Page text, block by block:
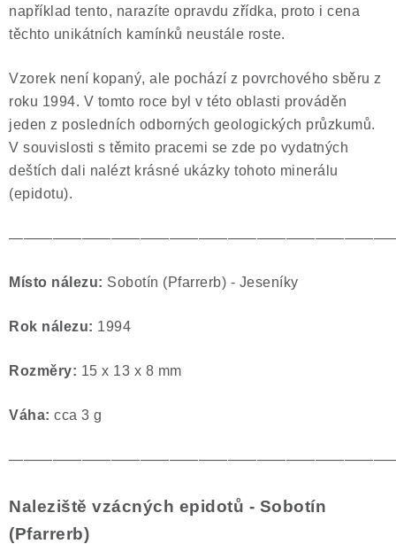
například tento, narazíte opravdu zřídka, proto i cena
těchto unikátních kamínků neustále roste.
Vzorek není kopaný, ale pochází z povrchového sběru z
roku 1994. V tomto roce byl v této oblasti prováděn
jeden z posledních odborných geologických průzkumů.
V souvislosti s těmito pracemi se zde po vydatných
deštích dali nalézt krásné ukázky tohoto minerálu
(epidotu).
Místo nálezu: Sobotín (Pfarrerb) - Jeseníky
Rok nálezu: 1994
Rozměry: 15 x 13 x 8 mm
Váha: cca 3 g
Naleziště vzácných epidotů - Sobotín
(Pfarrerb)